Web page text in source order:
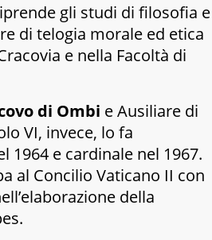
gli studi di filosofia e
di telogia morale ed etica
e nella Facoltà di
di Ombi e Ausiliare di
VI, invece, lo fa
1964 e cardinale nel 1967.
al Concilio Vaticano II con
della
.